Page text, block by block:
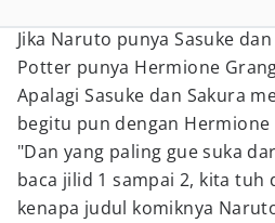
Jika Naruto punya Sasuke
Potter punya Hermione
Apalagi Sasuke dan Sakura
begitu pun dengan Hermione
"Dan yang paling gue suka
baca jilid 1 sampai 2, kita tuh
kenapa judul komiknya